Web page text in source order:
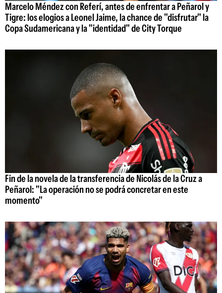
Marcelo Méndez con Referí, antes de enfrentar a Peñarol y
Tigre: los elogios a Leonel Jaime, la chance de "disfrutar" la
Copa Sudamericana y la "identidad" de City Torque
Fin de la novela de la transferencia de Nicolás de la Cruz a
Peñarol: "La operación no se podrá concretar en este
momento"